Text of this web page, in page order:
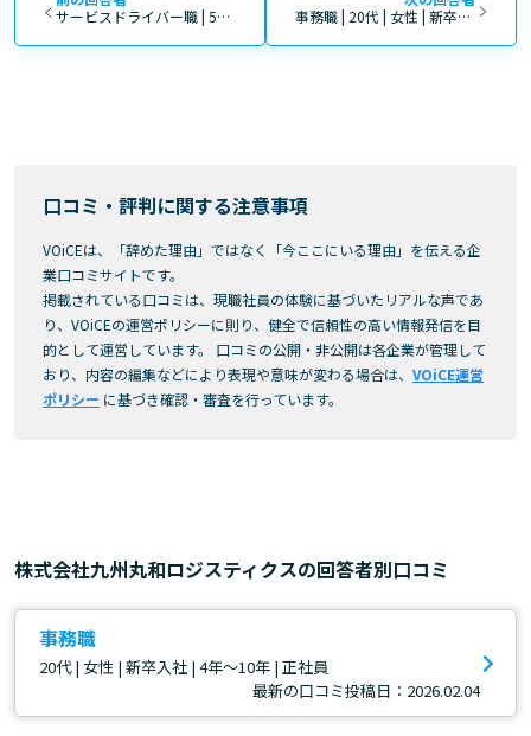
サービスドライバー職 | 50代 | 男性 | 中途入社 | 4年～10年 | 正社員
事務職 | 20代 | 女性 | 新卒入社 | 4年～10年 | 正社員
口コミ・評判に関する注意事項
VOiCEは、「辞めた理由」ではなく「今ここにいる理由」を伝える企
業口コミサイトです。
掲載されている口コミは、現職社員の体験に基づいたリアルな声であ
り、VOiCEの運営ポリシーに則り、健全で信頼性の高い情報発信を目
的として運営しています。 口コミの公開・非公開は各企業が管理して
おり、内容の編集などにより表現や意味が変わる場合は、 VOiCE運営
ポリシー に基づき確認・審査を行っています。
株式会社九州丸和ロジスティクスの回答者別口コミ
事務職
20代 | 女性 | 新卒入社 | 4年～10年 | 正社員
最新の口コミ投稿日：2026.02.04